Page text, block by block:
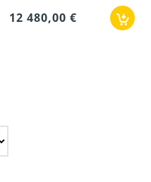
12 480,00 €